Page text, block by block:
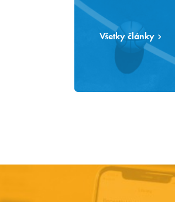
Všetky články